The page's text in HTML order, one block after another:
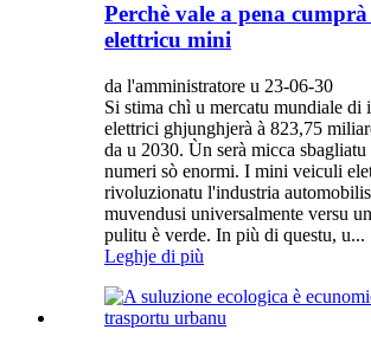
Perchè vale a pena
elettricu mini
da l'amministratore u 23-06-30
Si stima chì u mercatu mundiale di
elettrici ghjunghjerà à 823,75
da u 2030. Ùn serà micca
numeri sò enormi. I mini veiculi
rivoluzionatu l'industria
muvendusi universalmente versu
pulitu è ​​verde. In più di questu, u...
Leghje di più